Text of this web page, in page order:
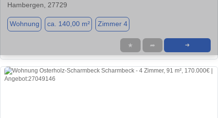
Hambergen, 27729
Wohnung ca. 140,00 m² Zimmer 4
★ ➦ ➜